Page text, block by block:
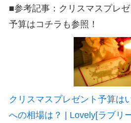
■参考記事：クリスマスプレ
予算はコチラも参照！
クリスマスプレゼント予算は
への相場は？ | Lovely[ラブリ